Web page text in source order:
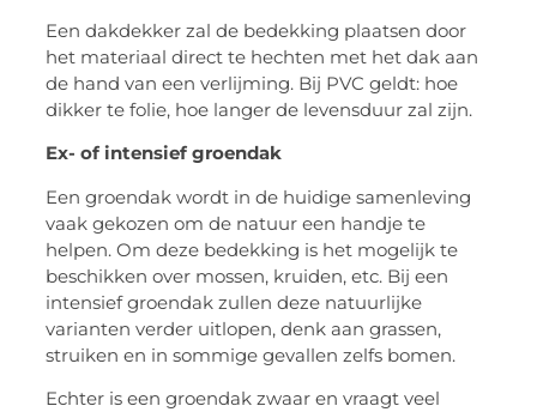
Een dakdekker zal de bedekking plaatsen door
het materiaal direct te hechten met het dak aan
de hand van een verlijming. Bij PVC geldt: hoe
dikker te folie, hoe langer de levensduur zal zijn.
Ex- of intensief groendak
Een groendak wordt in de huidige samenleving
vaak gekozen om de natuur een handje te
helpen. Om deze bedekking is het mogelijk te
beschikken over mossen, kruiden, etc. Bij een
intensief groendak zullen deze natuurlijke
varianten verder uitlopen, denk aan grassen,
struiken en in sommige gevallen zelfs bomen.
Echter is een groendak zwaar en vraagt veel